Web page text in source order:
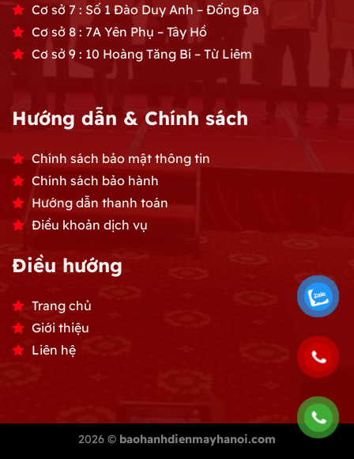
Cơ sở 7 : Số 1 Đào Duy Anh – Đống Đa
Cơ sở 8 : 7A Yên Phụ – Tây Hồ
Cơ sở 9 : 10 Hoàng Tăng Bí – Từ Liêm
Hướng dẫn & Chính sách
Chính sách bảo mật thông tin
Chính sách bảo hành
Hướng dẫn thanh toán
Điều khoản dịch vụ
Điều hướng
Trang chủ
Giới thiệu
Liên hệ
2026 © baohanhdienmayhanoi.com